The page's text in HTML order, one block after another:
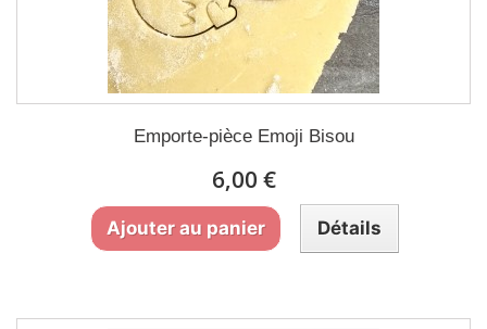
Emporte-pièce Emoji Bisou
6,00 €
Ajouter au panier Détails